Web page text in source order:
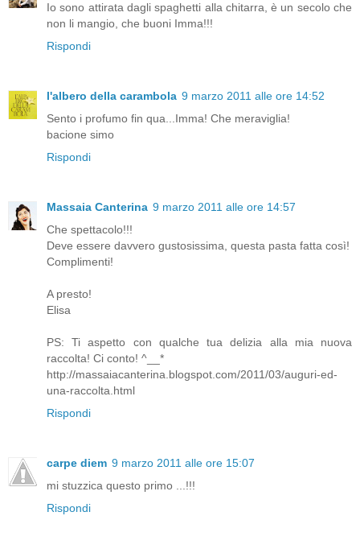
Io sono attirata dagli spaghetti alla chitarra, è un secolo che
non li mangio, che buoni Imma!!!
Rispondi
l'albero della carambola 9 marzo 2011 alle ore 14:52
Sento i profumo fin qua...Imma! Che meraviglia!
bacione simo
Rispondi
Massaia Canterina 9 marzo 2011 alle ore 14:57
Che spettacolo!!!
Deve essere davvero gustosissima, questa pasta fatta così!
Complimenti!
A presto!
Elisa
PS: Ti aspetto con qualche tua delizia alla mia nuova
raccolta! Ci conto! ^__*
http://massaiacanterina.blogspot.com/2011/03/auguri-ed-
una-raccolta.html
Rispondi
carpe diem 9 marzo 2011 alle ore 15:07
mi stuzzica questo primo ...!!!
Rispondi